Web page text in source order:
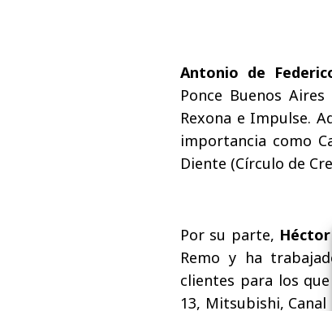
Antonio de
Ponce Buenos
Rexona e Impulse.
importancia como
Diente (Círculo de
Por su parte, Héctor
Remo y ha
clientes para los
13, Mitsubishi,